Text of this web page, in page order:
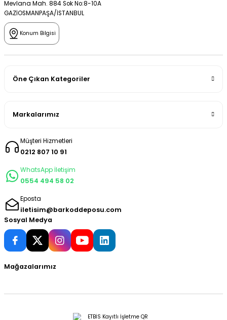
Mevlana Mah. 884 Sok No:8-10A
GAZİOSMANPAŞA/İSTANBUL
Konum Bilgisi
Öne Çıkan Kategoriler
Markalarımız
Müşteri Hizmetleri
0212 807 10 91
WhatsApp İletişim
0554 494 58 02
Eposta
iletisim@barkoddeposu.com
Sosyal Medya
Mağazalarımız